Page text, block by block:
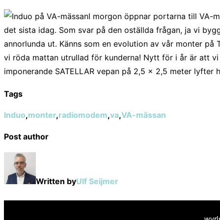
I morgon öppnar portarna till VA-
det sista idag. Som svar på den oställda frågan, ja vi
annorlunda ut. Känns som en evolution av vår monter på
vi röda mattan utrullad för kunderna! Nytt för i år är att
imponerande SATELLAR vepan på 2,5 x 2,5 meter
Tags
Induo,monter,radiomodem,va,VA-mässan
Post author
Written byUlf Seijmer